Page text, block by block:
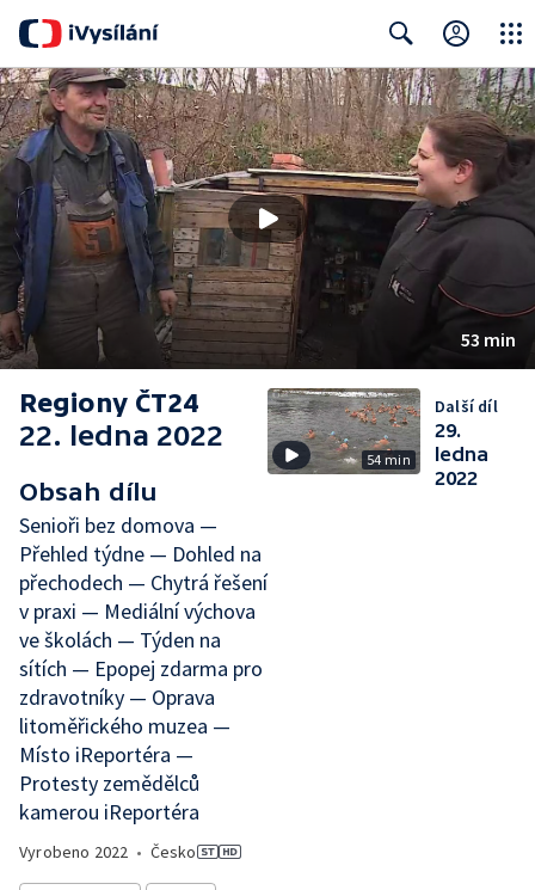
Search Close
53 min
Regiony ČT24
22. ledna 2022
Obsah dílu
Senioři bez domova —
Přehled týdne — Dohled na
přechodech — Chytrá řešení
v praxi — Mediální výchova
ve školách — Týden na
sítích — Epopej zdarma pro
zdravotníky — Oprava
litoměřického muzea —
Místo iReportéra —
Protesty zemědělců
kamerou iReportéra
Vyrobeno 2022 • Česko
54 min
Další díl
29.
ledna
2022